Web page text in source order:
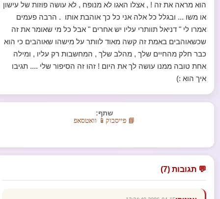
הוא מראה את זה ! , אצלו האגו לא מנופח , לא עושה פוזות של עישון
או משו ... ובגלל כל אלה אני כל כך אוהבת אותו . הרבה פעמים
אמרו לי " דניאל תוותרי עליו יש אחרים " אבל כל מי שאומר את זה
שכשאוהבים באמת זה קשה מאוד לוותר על מישהו שאוהבים כי הוא
כבר חלק מהחיים שלך , מהלב שלך , המחשבות רק עליו , ומילה
אחת טובה ממנו עושה לך את היום ! זהו זה הסיפור שלי .... תגיבו
איך הוא :)
שתף:
📘 פייסבוק 📱 וואטסאפ
💬 תגובות (7)